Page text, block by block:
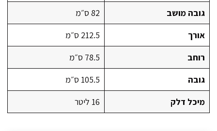
גובה מושב
82 ס״מ
אורך
212.5 ס״מ
רוחב
78.5 ס״מ
גובה
105.5 ס״מ
מיכל דלק
16 ליטר